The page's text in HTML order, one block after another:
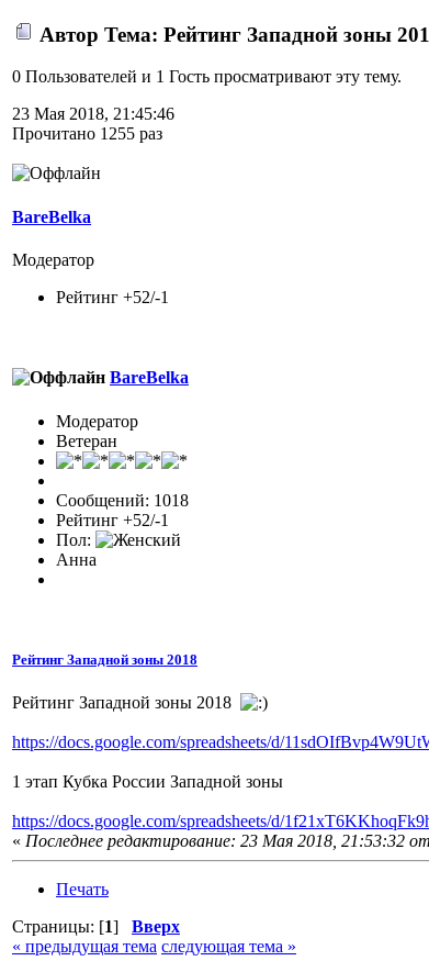
Автор Тема: Рейтинг Западной зоны
0 Пользователей и 1 Гость просматривают эту тему.
23 Мая 2018, 21:45:46
Прочитано 1255 раз
BareBelka
Модератор
Рейтинг +52/-1
BareBelka
Модератор
Ветеран
Сообщений: 1018
Рейтинг +52/-1
Пол:
Анна
Рейтинг Западной зоны 2018
Рейтинг Западной зоны 2018
https://docs.google.com/spreadsheets/d/
1 этап Кубка России Западной зоны
https://docs.google.com/spreadsheets/d/
« Последнее редактирование: 23 Мая 2018, 21:53:32
Печать
Страницы: [1] Вверх
« предыдущая тема следующая тема »